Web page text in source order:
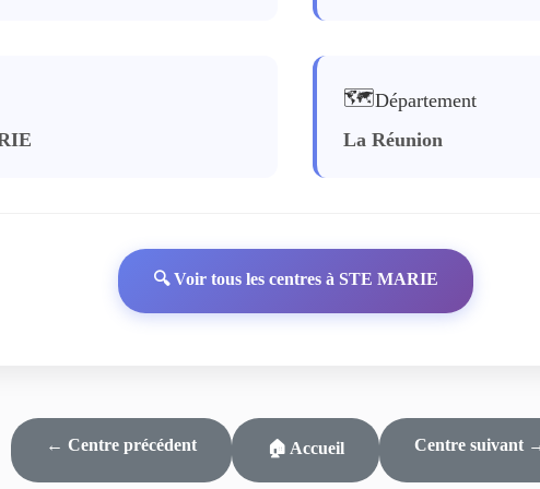
🗺️Département
La Réunion
🔍 Voir tous les centres à STE MARIE
← Centre précédent 🏠 Accueil Centre suivant